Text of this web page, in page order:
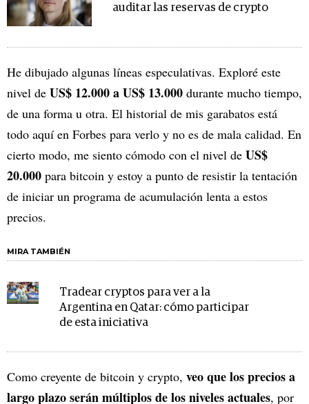
auditar las reservas de crypto
He dibujado algunas líneas especulativas. Exploré este
nivel de US$ 12.000 a US$ 13.000 durante mucho tiempo,
de una forma u otra. El historial de mis garabatos está
todo aquí en Forbes para verlo y no es de mala calidad. En
cierto modo, me siento cómodo con el nivel de US$
20.000 para bitcoin y estoy a punto de resistir la tentación
de iniciar un programa de acumulación lenta a estos
precios.
MIRA TAMBIÉN
Tradear cryptos para ver a la
Argentina en Qatar: cómo participar
de esta iniciativa
Como creyente de bitcoin y crypto, veo que los precios a
largo plazo serán múltiplos de los niveles actuales, por